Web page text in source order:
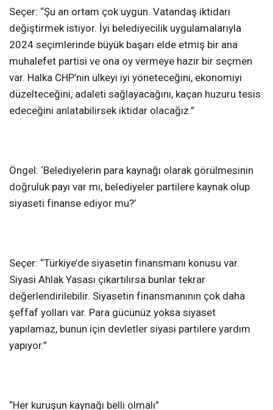
Seçer: “Şu an ortam çok uygun. Vatandaş iktidarı
değiştirmek istiyor. İyi belediyecilik uygulamalarıyla
2024 seçimlerinde büyük başarı elde etmiş bir ana
muhalefet partisi ve ona oy vermeye hazır bir seçmen
var. Halka CHP’nin ülkeyi iyi yöneteceğini, ekonomiyi
düzelteceğini, adaleti sağlayacağını, kaçan huzuru tesis
edeceğini anlatabilirsek iktidar olacağız.”
Öngel: ‘Belediyelerin para kaynağı olarak görülmesinin
doğruluk payı var mı, belediyeler partilere kaynak olup
siyaseti finanse ediyor mu?’
Seçer: “Türkiye’de siyasetin finansmanı konusu var.
Siyasi Ahlak Yasası çıkartılırsa bunlar tekrar
değerlendirilebilir. Siyasetin finansmanının çok daha
şeffaf yolları var. Para gücünüz yoksa siyaset
yapılamaz, bunun için devletler siyasi partilere yardım
yapıyor.”
“Her kuruşun kaynağı belli olmalı”